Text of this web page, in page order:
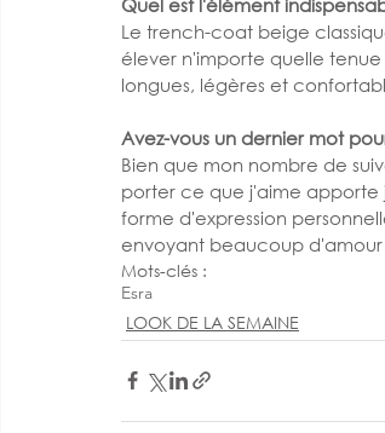
Le trench-coat beige
élever n'importe quelle
longues, légères et
Avez-vous un dernier mot
Bien que mon nombre de
porter ce que j'aime apporte
forme d'expression
envoyant beaucoup d'amour
Mots-clés :
Esra
LOOK DE LA SEMAINE